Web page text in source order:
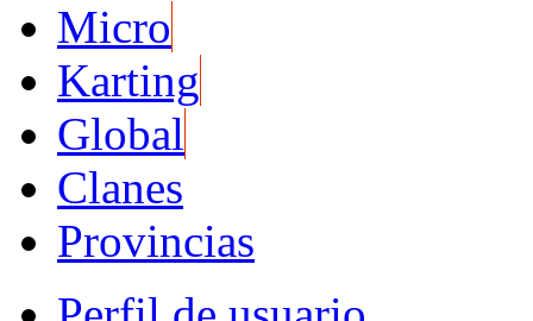
Micro
Karting
Global
Clanes
Provincias